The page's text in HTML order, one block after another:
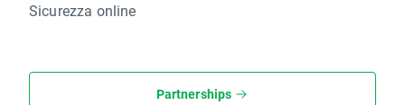
Sicurezza online
Partnerships